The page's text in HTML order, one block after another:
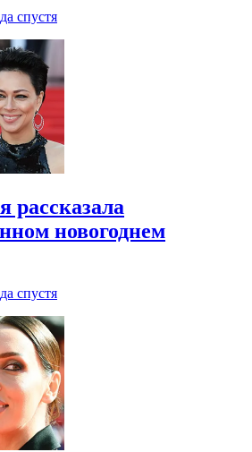
спустя
рассказала
новогоднем
спустя